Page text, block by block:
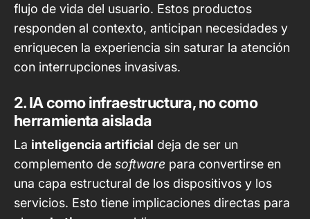
flujo de vida del usuario. Estos productos
responden al contexto, anticipan necesidades y
enriquecen la experiencia sin saturar la atención
con interrupciones invasivas.
2. IA como infraestructura, no como
herramienta aislada
La inteligencia artificial deja de ser un
complemento de software para convertirse en
una capa estructural de los dispositivos y los
servicios. Esto tiene implicaciones directas para